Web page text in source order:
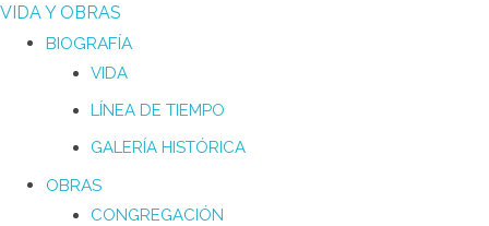
VIDA Y OBRAS
BIOGRAFÍA
VIDA
LÍNEA DE TIEMPO
GALERÍA HISTÓRICA
OBRAS
CONGREGACIÓN